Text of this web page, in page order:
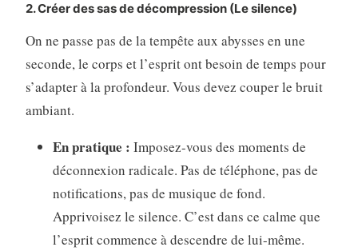
2. Créer des sas de décompression (Le silence)
On ne passe pas de la tempête aux abysses en une
seconde, le corps et l’esprit ont besoin de temps pour
s’adapter à la profondeur. Vous devez couper le bruit
ambiant.
En pratique : Imposez-vous des moments de
déconnexion radicale. Pas de téléphone, pas de
notifications, pas de musique de fond.
Apprivoisez le silence. C’est dans ce calme que
l’esprit commence à descendre de lui-même.